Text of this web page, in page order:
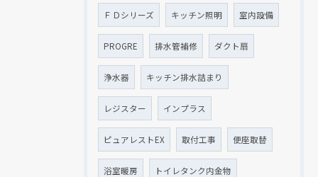
ＦＤシリーズ キッチン照明 室内設備
PROGRE 排水管補修 ダクト扇
浄水器 キッチン排水詰まり
レジスター インプラス
ピュアレストEX 取付工事 便座取替
浴室暖房 トイレタンク内金物